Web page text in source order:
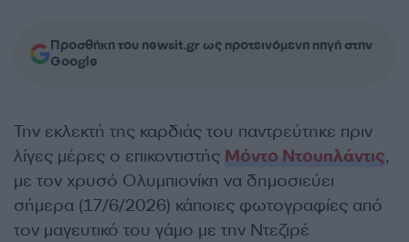
Προσθήκη του newsit.gr ως προτεινόμενη πηγή στην
Google
Την εκλεκτή της καρδιάς του παντρεύτηκε πριν
λίγες μέρες ο επικοντιστής Μόντο Ντουπλάντις,
με τον χρυσό Ολυμπιονίκη να δημοσιεύει
σήμερα (17/6/2026) κάποιες φωτογραφίες από
τον μαγευτικό του γάμο με την Ντεζιρέ